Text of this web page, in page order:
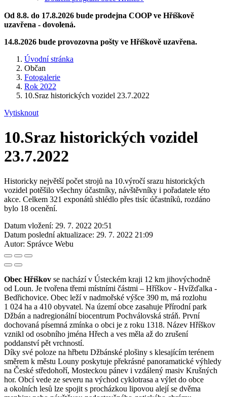
Od 8.8. do 17.8.2026 bude prodejna COOP ve Hříškově
uzavřena - dovolená.
14.8.2026 bude provozovna pošty ve Hříškově uzavřena.
Úvodní stránka
Občan
Fotogalerie
Rok 2022
10.Sraz historických vozidel 23.7.2022
Vytisknout
10.Sraz historických vozidel
23.7.2022
Historicky největší počet strojů na 10.výročí srazu historických
vozidel potěšilo všechny účastníky, návštěvníky i pořadatele této
akce. Celkem 321 exponátů shlédlo přes tisíc účastníků, rozdáno
bylo 18 ocenění.
Datum vložení: 29. 7. 2022 20:51
Datum poslední aktualizace: 29. 7. 2022 21:09
Autor: Správce Webu
Obec Hříškov se nachází v Ústeckém kraji 12 km jihovýchodně
od Loun. Je tvořena třemi místními částmi – Hříškov - Hvížďalka -
Bedřichovice. Obec leží v nadmořské výšce 390 m, má rozlohu
1 024 ha a 410 obyvatel. Na území obce zasahuje Přírodní park
Džbán a nadregionální biocentrum Pochválovská stráň. První
dochovaná písemná zmínka o obci je z roku 1318. Název Hříškov
vznikl od osobního jména Hřech a ves měla až do zrušení
poddanství pět vrchností.
Díky své poloze na hřbetu Džbánské plošiny s klesajícím terénem
směrem k městu Louny poskytuje překrásné panoramatické výhledy
na České středohoří, Mosteckou pánev i vzdálený masiv Krušných
hor. Obcí vede ze severu na východ cyklotrasa a výlet do obce
a okolních lesů lze spojit s procházkou lipovou alejí se dvěma